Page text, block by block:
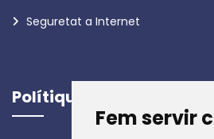
Fem servir
Seguretat a Internet
Polítiques